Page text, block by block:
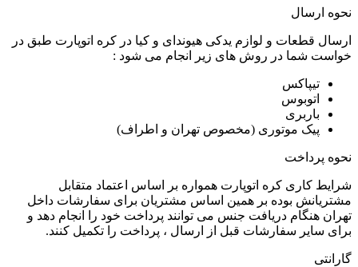
نحوه ارسال
ارسال قطعات و لوازم یدکی هیوندای و کیا در کره اتوپارت طبق در
خواست شما در روش های زیر انجام می شود :
تیپاکس
اتوبوس
باربری
پیک موتوری (مخصوص تهران و اطراف)
نحوه پرداخت
شرایط کاری کره اتوپارت همواره بر اساس اعتماد متقابل
مشتریانش بوده بر همین اساس مشتریان برای سفارشات داخل
تهران هنگام دریافت جنس می توانند پرداخت خود را انجام دهد و
برای سایر سفارشات قبل از ارسال ، پرداخت را تکمیل کنند.
گارانتی